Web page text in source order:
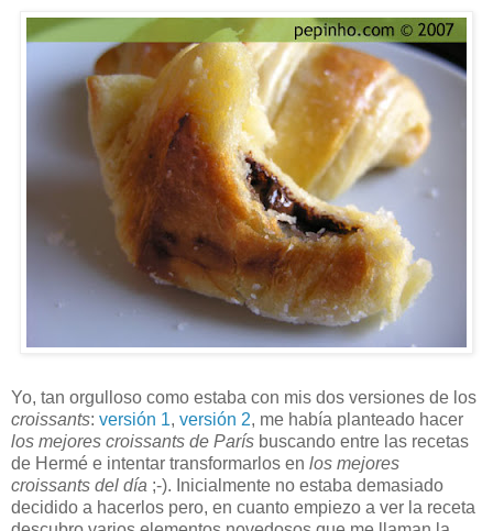
Yo, tan orgulloso como estaba con mis dos versiones de los
croissants: versión 1, versión 2, me había planteado hacer
los mejores croissants de París buscando entre las recetas
de Hermé e intentar transformarlos en los mejores
croissants del día ;-). Inicialmente no estaba demasiado
decidido a hacerlos pero, en cuanto empiezo a ver la receta